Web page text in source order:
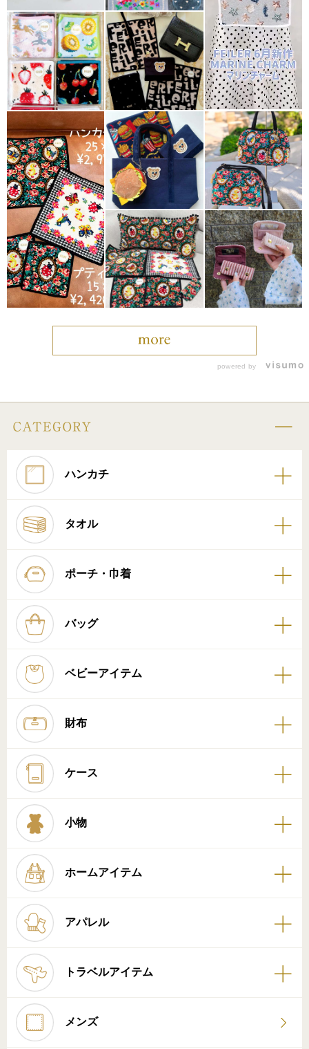
powered by
ハンカチ
タオル
ポーチ・巾着
バッグ
ベビーアイテム
財布
ケース
小物
ホームアイテム
アパレル
トラベルアイテム
メンズ